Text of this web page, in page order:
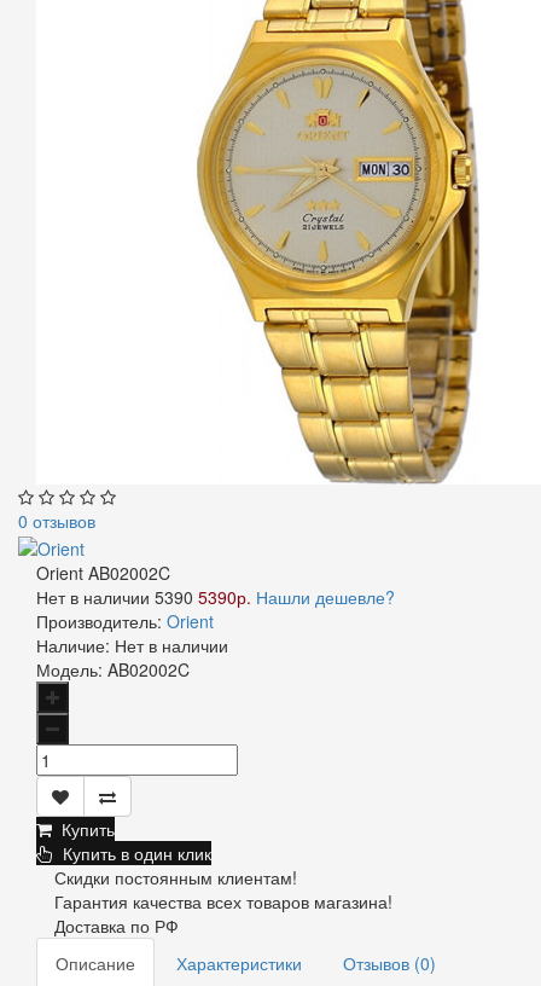
0 отзывов
Orient AB02002C
Нет в наличии 5390 5390р. Нашли дешевле?
Производитель: Orient
Наличие: Нет в наличии
Модель: AB02002C
Купить
Купить в один клик
Скидки постоянным клиентам!
Гарантия качества всех товаров магазина!
Доставка по РФ
Описание
Характеристики
Отзывов (0)